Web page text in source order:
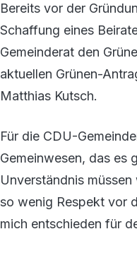
Bereits vor der
Schaffung eines
Gemeinderat den
aktuellen Grünen-
Matthias Kutsch.
Für die CDU-
Gemeinwesen, das es
Unverständnis
so wenig Respekt vor
mich entschieden für